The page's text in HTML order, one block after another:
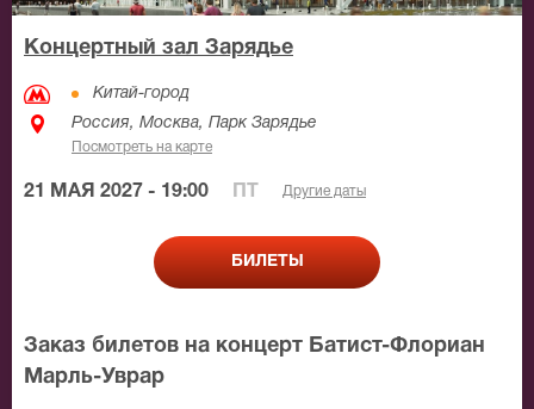
Концертный зал Зарядье
Китай-город
Россия, Москва, Парк Зарядье
Посмотреть на карте
21 МАЯ 2027 - 19:00 Другие даты
БИЛЕТЫ
Заказ билетов на концерт Батист-Флориан
Марль-Уврар